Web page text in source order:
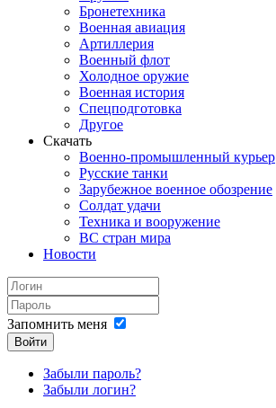
Бронетехника
Военная авиация
Артиллерия
Военный флот
Холодное оружие
Военная история
Спецподготовка
Другое
Скачать
Военно-промышленный курьер
Русские танки
Зарубежное военное обозрение
Солдат удачи
Техника и вооружение
ВС стран мира
Новости
Запомнить меня
Войти
Забыли пароль?
Забыли логин?